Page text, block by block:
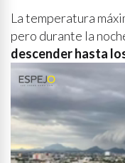
La temperatura
pero durante la
descender hasta